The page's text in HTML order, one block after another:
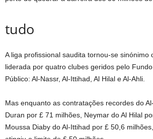
tudo
A liga profissional saudita tornou-se sinónimo
liderada por quatro clubes geridos pelo
Público: Al-Nassr, Al-Ittihad, Al Hilal e Al-Ahli.
Mas enquanto as contratações recordes do
Duran por £ 71 milhões, Neymar do Al Hilal
Moussa Diaby do Al-Ittihad por £ 50,6